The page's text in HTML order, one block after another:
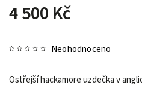
4 500 Kč
Neohodnoceno
Ostřejší hackamore uzdečka v